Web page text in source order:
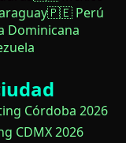
🇵🇪 Perú
Córdoba 2026
CDMX 2026